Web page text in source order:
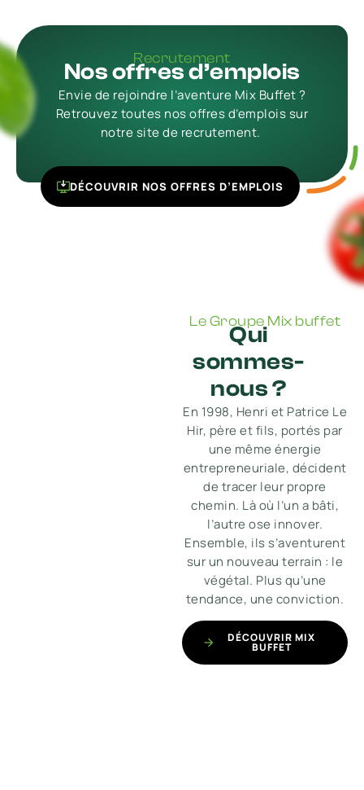
Recrutement
Nos offres d’emplois
Envie de rejoindre l’aventure Mix Buffet ?
Retrouvez toutes nos offres d’emplois sur
notre site de recrutement.
DÉCOUVRIR NOS OFFRES D’EMPLOIS
Le Groupe Mix buffet
Qui
sommes-
nous ?
En 1998, Henri et Patrice Le
Hir, père et fils, portés par
une même énergie
entrepreneuriale, décident
de tracer leur propre
chemin. Là où l’un a bâti,
l’autre ose innover.
Ensemble, ils s’aventurent
sur un nouveau terrain : le
végétal. Plus qu’une
tendance, une conviction.
DÉCOUVRIR MIX
BUFFET